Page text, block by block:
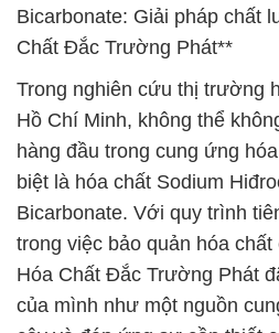
Bicarbonate: Giải pháp chất
Chất Đắc Trường Phát**
Trong nghiên cứu thị trường
Hồ Chí Minh, không thể
hàng đầu trong cung ứng
biệt là hóa chất Sodium
Bicarbonate. Với quy trình
trong việc bảo quản hóa
Hóa Chất Đắc Trường Phát
của mình như một nguồn